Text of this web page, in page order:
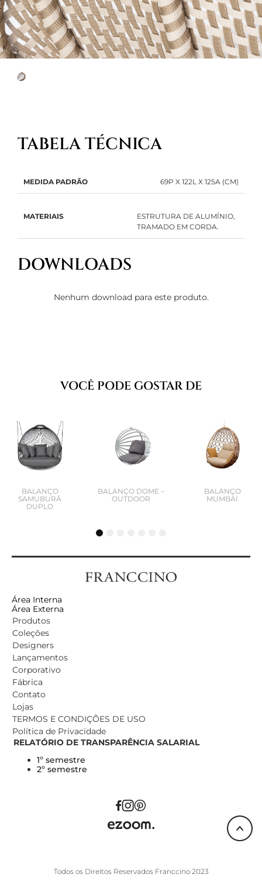
TABELA TÉCNICA
MEDIDA PADRÃO 69P X 122L X 125A (CM)
MATERIAIS
ESTRUTURA DE ALUMÍNIO,
TRAMADO EM CORDA.
DOWNLOADS
Nenhum download para este produto.
VOCÊ PODE GOSTAR DE
BALANÇO
SAMUBURÁ
DUPLO
BALANÇO DOME –
OUTDOOR
BALANÇO
MUMBAI
4
Área Interna
Área Externa
Produtos
Coleções
Designers
Lançamentos
Corporativo
Fábrica
Contato
Lojas
TERMOS E CONDIÇÕES DE USO
Política de Privacidade
RELATÓRIO DE TRANSPARÊNCIA SALARIAL
1º semestre
2º semestre
Todos os Direitos Reservados Franccino 2023